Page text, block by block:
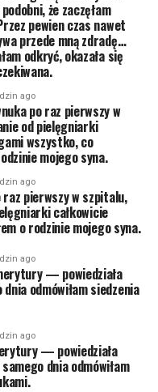
że zaczęłam
pewien czas nawet
przede mną zdradę…
odkryć, okazała się
ago
po raz pierwszy w
od pielęgniarki
wszystko, co
mojego syna.
ago
raz pierwszy w szpitalu,
całkowicie
o rodzinie mojego syna.
ago
— powiedziała
odmówiłam siedzenia
ago
— powiedziała
dnia odmówiłam